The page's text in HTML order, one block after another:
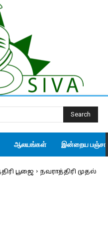
Search
ஆலயங்கள் இன்றைய
பூஜை
நவராத்திரி முதல்